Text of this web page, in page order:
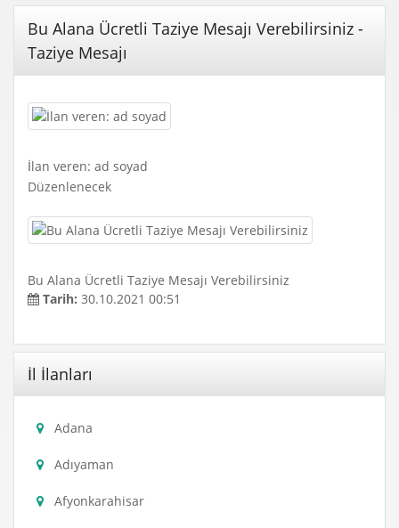
Bu Alana Ücretli Taziye Mesajı Verebilirsiniz -
Taziye Mesajı
İlan veren: ad soyad
Düzenlenecek
Bu Alana Ücretli Taziye Mesajı Verebilirsiniz
Tarih: 30.10.2021 00:51
İl İlanları
Adana
Adıyaman
Afyonkarahisar